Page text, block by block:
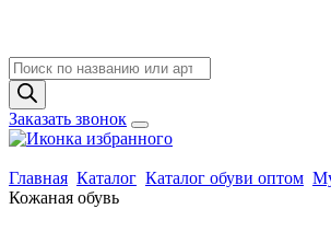
Поиск
товаров
Заказать звонок
Главная Каталог Каталог обуви оптом
Кожаная обувь